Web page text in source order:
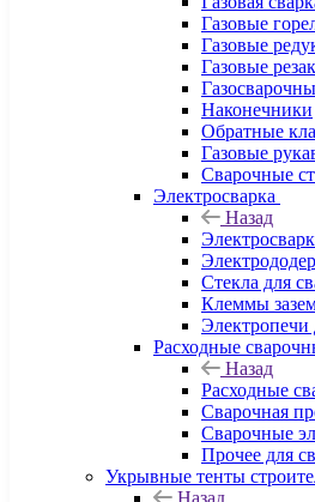
Газовые
Газовые
Газовые
Наконечники
Обратные
Газовые
Сварочные
Электросварка
Назад
Стекла для
Клеммы
Электропечи
Расходные
Назад
Расходные
Сварочная
Сварочные
Прочее для
Укрывные тенты
Назад